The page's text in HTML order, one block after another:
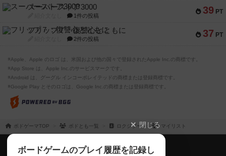
39 PT
スーパーストア3000
1件の投稿
37 PT
フリップ７：復讐心とともに
2件の投稿
※Apple、Apple のロゴ は、米国および他の国々で登録されたApple Inc.の商標です。
※App Store は、Apple Inc.のサービスマークです。
※Android は、グーグル インコーポレイテッドの商標または登録商標です。
※Google Play とそのロゴは、Google Inc.の商標または登録商標です。
ボドゲーマTOP ボドとも一覧 ロクジゾー マイリスト
閉じる
ボードゲームのプレイ履歴を記録し
ボドゲーマTOP